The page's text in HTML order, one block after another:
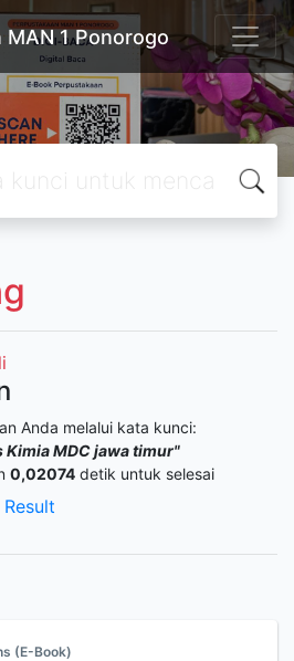
MAN 1 Ponorogo
Anda melalui kata kunci:
Kimia MDC jawa timur"
0,02074 detik untuk selesai
(E-Book)